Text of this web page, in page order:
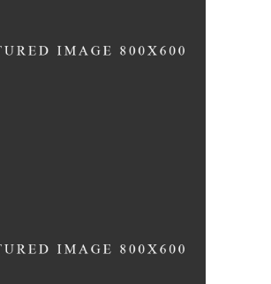
FAMILY FITNESS
LOW-CARB TREATS